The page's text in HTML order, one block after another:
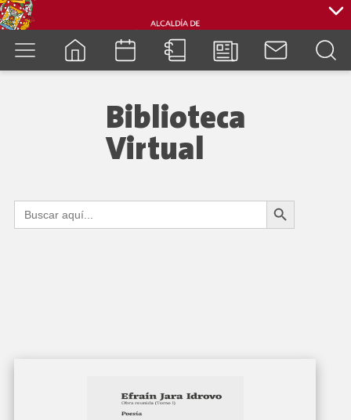
Biblioteca
Virtual
Buscar: Botón de búsqueda